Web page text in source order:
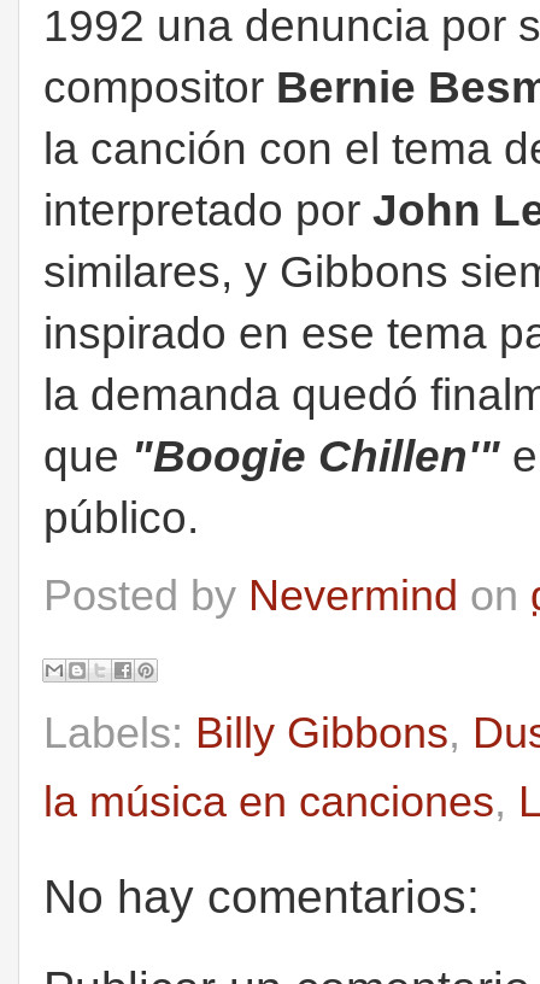
1992 una denuncia por
compositor Bernie
la canción con el tema
interpretado por John
similares, y Gibbons
inspirado en ese tema
la demanda quedó
que "Boogie Chillen'"
público.
Posted by Nevermind on
Labels: Billy Gibbons,
la música en canciones,
No hay comentarios: